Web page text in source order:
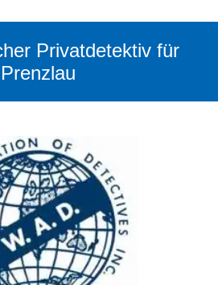
Privatdetektiv für
Prenzlau